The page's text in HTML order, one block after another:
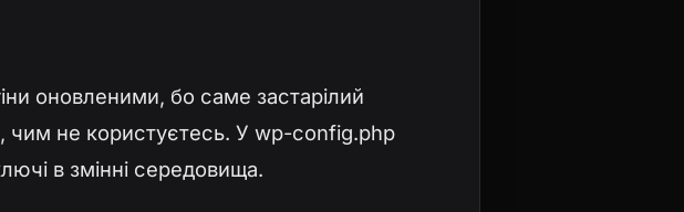
оновленими, бо саме застарілий
чим не користуєтесь. У wp-config.php
в змінні середовища.